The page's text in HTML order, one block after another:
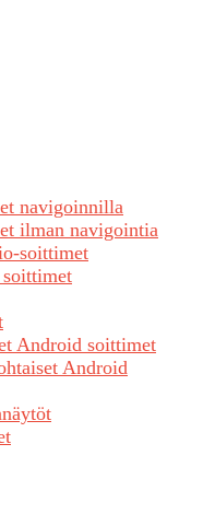
navigoinnilla
ilman navigointia
soittimet
Android soittimet
Android